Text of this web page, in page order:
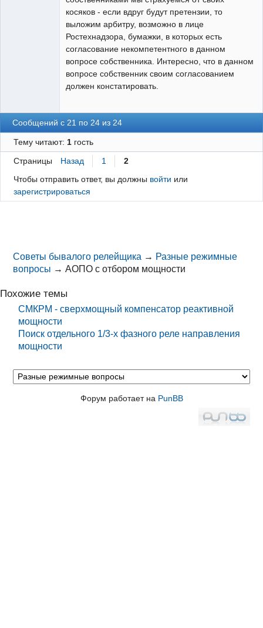
косяков - если вдруг будут претензии, то
выложим арбитру, возможно в лице
Ростехнадзора, бумажки, в которых есть
согласование некомпетентного в данном
вопросе собственника. Интересно, что в данном
вопросе собственник своим согласованием
должен констатировать.
Сообщений с 21 по 24 из 24
Тему читают: 1гость
Страницы Назад 1
2
Чтобы отправить ответ, вы должны войти или
зарегистрироваться
Советы бывалого релейщика → Разные режимные
вопросы →АОПО с отбором мощности
Похожие темы
СМКРМ - сверхмощный компенсатор реактивной
мощности
Поиск отдельного 1/3-х фазного реле направления
мощности
Форум работает на PunBB